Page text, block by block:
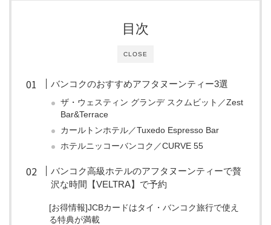
CLOSE
目次
バンコクのおすすめアフタヌーンティー3選
ザ・ウェスティン グランデ スクムビット／Zest
Bar&Terrace
カールトンホテル／Tuxedo Espresso Bar
ホテルニッコーバンコク／CURVE 55
バンコク高級ホテルのアフタヌーンティーで贅
沢な時間【VELTRA】で予約
[お得情報]JCBカードはタイ・バンコク旅行で使え
る特典が満載